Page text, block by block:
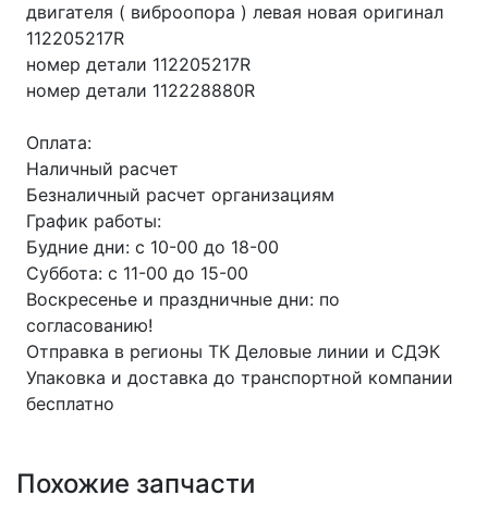
двигателя ( вибpоoпopа ) левая новая оригинал
112205217R
номер детали 112205217R
номер детали 112228880R
Оплата:
Наличный расчет
Безналичный расчет организациям
График работы:
Будние дни: с 10-00 до 18-00
Суббота: с 11-00 до 15-00
Воскресенье и праздничные дни: по
согласованию!
Отправка в регионы ТК Деловые линии и СДЭК
Упаковка и доставка до транспортной компании
бесплатно
Похожие запчасти